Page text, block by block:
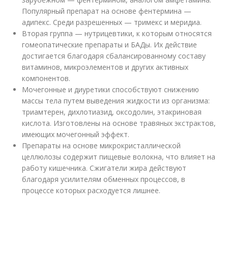
Популярный препарат на основе фентермина —
адипекс. Среди разрешенных — тримекс и меридиа.
Вторая группа — нутрицевтики, к которым относятся
гомеопатические препараты и БАДы. Их действие
достигается благодаря сбалансированному составу
витаминов, микроэлементов и других активных
компонентов.
Мочегонные и диуретики способствуют снижению
массы тела путем выведения жидкости из организма:
триамтерен, дихлотиазид, оксодолин, этакриновая
кислота. Изготовлены на основе травяных экстрактов,
имеющих мочегонный эффект.
Препараты на основе микрокристаллической
целлюлозы содержит пищевые волокна, что влияет на
работу кишечника. Сжигатели жира действуют
благодаря усилителям обменных процессов, в
процессе которых расходуется лишнее.